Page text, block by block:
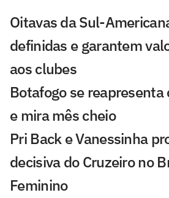
Oitavas da Sul-
definidas e garantem
aos clubes
Botafogo se
e mira mês cheio
Pri Back e Vanessinha
decisiva do Cruzeiro no
Feminino